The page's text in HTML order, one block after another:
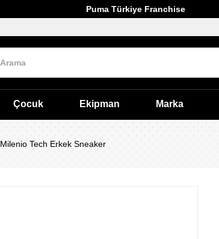
Puma Türkiye Franchise
Çocuk Ekipman Marka
Milenio Tech Erkek Sneaker